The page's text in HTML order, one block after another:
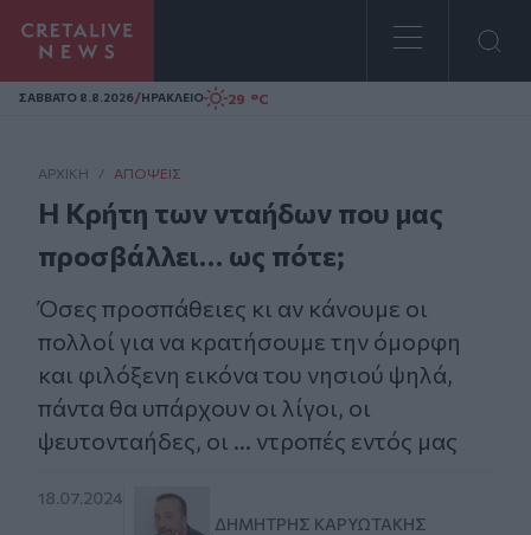
Homepage
ΣAΒΒΑΤΟ 8.8.2026/ΗΡΑΚΛΕΙΟ 29 °C
ΑΡΧΙΚΗ / ΑΠΌΨΕΙΣ
Η Κρήτη των νταήδων που μας
προσβάλλει… ως πότε;
Όσες προσπάθειες κι αν κάνουμε οι
πολλοί για να κρατήσουμε την όμορφη
και φιλόξενη εικόνα του νησιού ψηλά,
πάντα θα υπάρχουν οι λίγοι, οι
ψευτονταήδες, οι ... ντροπές εντός μας
18.07.2024
ΔΗΜΉΤΡΗΣ ΚΑΡΥΩΤΆΚΗΣ